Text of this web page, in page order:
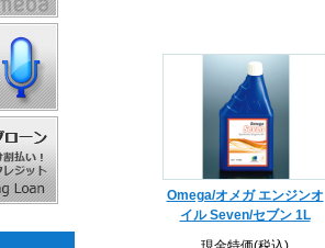
Omega/オメガ エンジンオ
イル Seven/セブン 1L